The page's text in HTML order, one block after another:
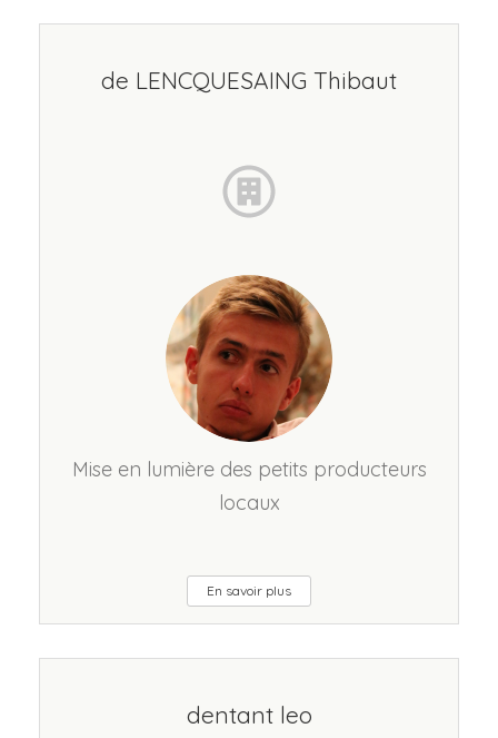
de LENCQUESAING Thibaut
Mise en lumière des petits producteurs
locaux
En savoir plus
dentant leo